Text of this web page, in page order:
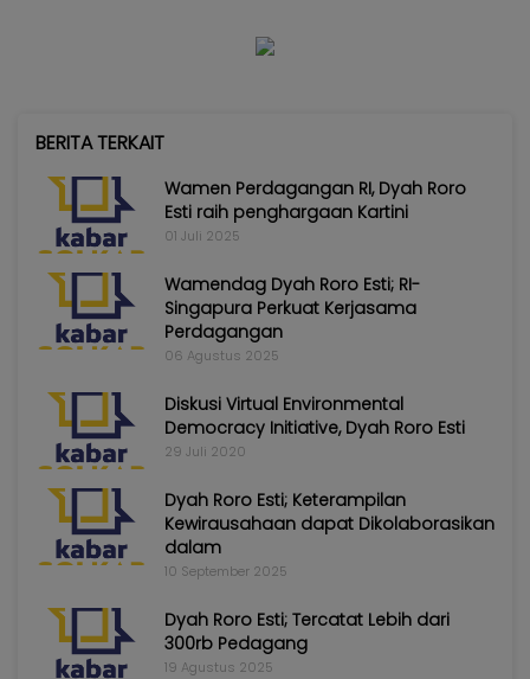
BERITA TERKAIT
Wamen Perdagangan RI, Dyah Roro
Esti raih penghargaan Kartini
01 Juli 2025
Wamendag Dyah Roro Esti; RI-
Singapura Perkuat Kerjasama
Perdagangan
06 Agustus 2025
Diskusi Virtual Environmental
Democracy Initiative, Dyah Roro Esti
29 Juli 2020
Dyah Roro Esti; Keterampilan
Kewirausahaan dapat Dikolaborasikan
dalam
10 September 2025
Dyah Roro Esti; Tercatat Lebih dari
300rb Pedagang
19 Agustus 2025